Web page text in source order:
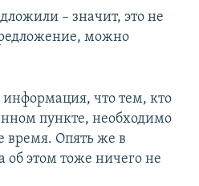
– значит, это не
можно
информация, что тем, кто
пункте, необходимо
время. Опять же в
этом тоже ничего не